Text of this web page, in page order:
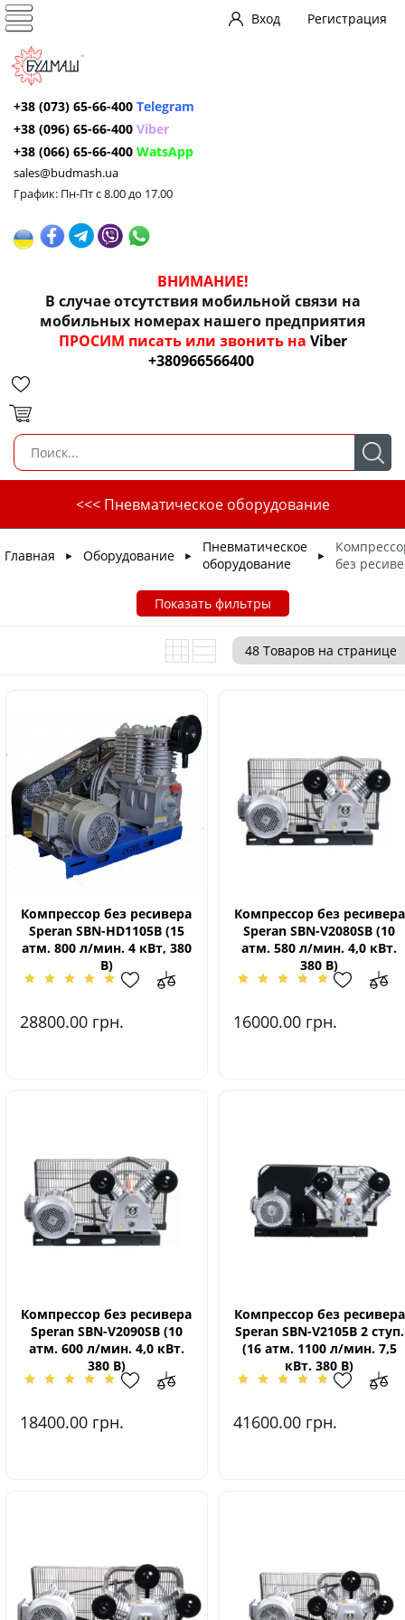
Вход Регистрация
+38 (073) 65-66-400 Telegram
+38 (096) 65-66-400 Viber
+38 (066) 65-66-400 WatsApp
sales@budmash.ua
График: Пн-Пт с 8.00 до 17.00
ВНИМАНИЕ!
В случае отсутствия мобильной связи на
мобильных номерах нашего предприятия
ПРОСИМ писать или звонить на Viber
+380966566400
<<< Пневматическое оборудование
Главная ► Оборудование ►
Пневматическое
оборудование
►
без
Показать фильтры
Компрессор без ресивера
Speran SBN-HD1105В (15
атм. 800 л/мин. 4 кВт, 380
В)
28800.00 грн.
Компрессор без ресивера
Speran SBN-V2080SВ (10
атм. 580 л/мин. 4,0 кВт.
380 В)
16000.00 грн.
Компрессор без ресивера
Speran SBN-V2090SВ (10
атм. 600 л/мин. 4,0 кВт.
380 В)
18400.00 грн.
Компрессор без ресивера
Speran SBN-V2105В 2 ступ.
(16 атм. 1100 л/мин. 7,5
кВт. 380 В)
41600.00 грн.